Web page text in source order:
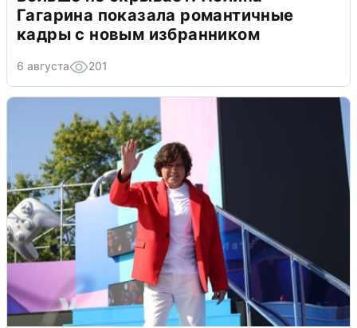
Гагарина показала романтичные
кадры с новым избранником
6 августа 201